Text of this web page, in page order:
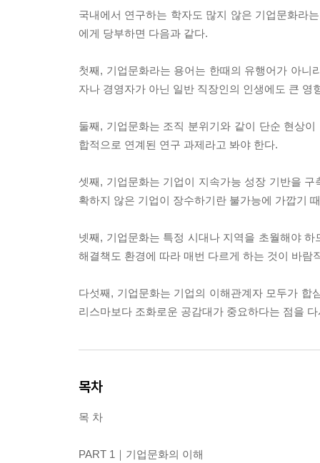
국내에서 연구하는 학자도 많지 않은 기업문화라
에게 당부하면 다음과 같다.
첫째, 기업문화라는 용어는 한때의 유행어가 아
자나 경영자가 아닌 일반 직장인의 인생에도 큰 영
둘째, 기업문화는 조직 분위기와 같이 단순 현상
합적으로 연계된 연구 과제라고 봐야 한다.
셋째, 기업문화는 기업이 지속가능 성장 기반을
확하지 않은 기업이 장수하기란 불가능에 가깝기
넷째, 기업문화는 특정 시대나 지역을 초월해야
해결책도 환경에 따라 매번 다르게 하는 것이 바람
다섯째, 기업문화는 기업의 이해관계자 모두가
리스마보다 조화로운 공감대가 중요하다는 점을
목차
목 차
PART 1｜기업문화의 이해